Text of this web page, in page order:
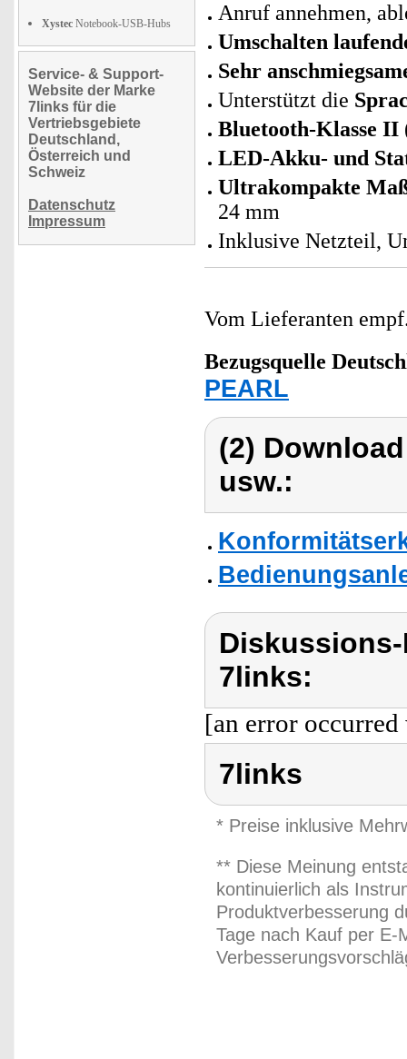
Xystec Notebook-USB-Hubs
Service- & Support-
Website der Marke
7links für die
Vertriebsgebiete
Deutschland,
Österreich und
Schweiz
Datenschutz
Impressum
Anruf annehmen,
Umschalten
Sehr
Unterstützt die
Bluetooth-Klasse II
LED-Akku- und
Ultrakompakte
24 mm
Inklusive Netzteil,
Vom Lieferanten
Bezugsquelle
PEARL
(2)
usw.:
7links:
[an error
7links
* Preise inklusive
** Diese Meinung
kontinuierlich als
Produktverbesserung
Tage nach Kauf per E-